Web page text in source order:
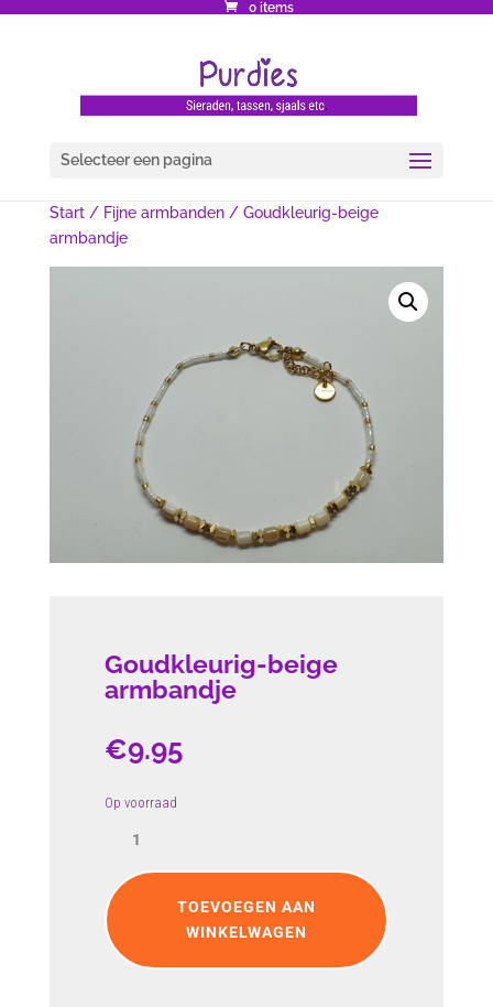
0 items
Selecteer een pagina
Start/ Fijne armbanden/ Goudkleurig-beige
armbandje
Goudkleurig-beige
armbandje
€9.95
Op voorraad
beige
armbandje
aantal
TOEVOEGEN AAN
WINKELWAGEN